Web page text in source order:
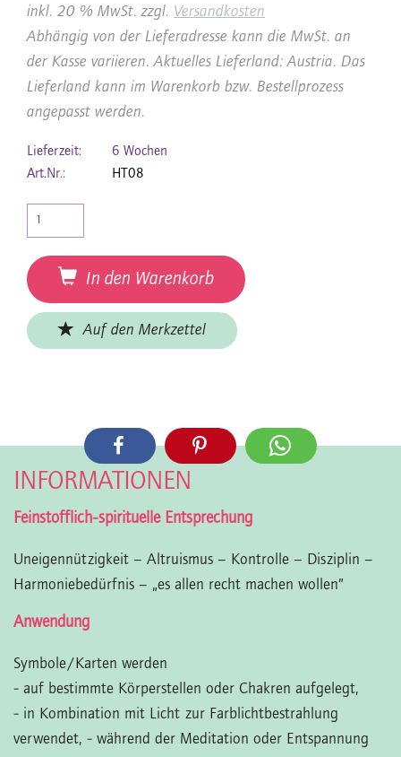
inkl. 20 % MwSt. zzgl. Versandkosten
Abhängig von der Lieferadresse kann die MwSt. an
der Kasse variieren. Aktuelles Lieferland: Austria. Das
Lieferland kann im Warenkorb bzw. Bestellprozess
angepasst werden.
Lieferzeit:
6 Wochen
Art.Nr.:
HT08
In den Warenkorb
Auf den Merkzettel
INFORMATIONEN
Feinstofflich-spirituelle Entsprechung
Uneigennützigkeit – Altruismus – Kontrolle – Disziplin –
Harmoniebedürfnis – „es allen recht machen wollen”
Anwendung
Symbole/Karten werden
- auf bestimmte Körperstellen oder Chakren aufgelegt,
- in Kombination mit Licht zur Farblichtbestrahlung
verwendet, - während der Meditation oder Entspannung